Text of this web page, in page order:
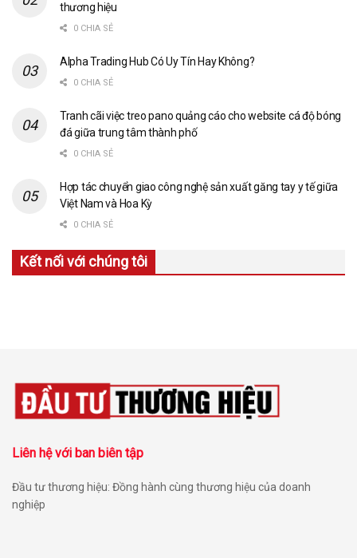
thương hiệu
0 CHIA SẺ
Alpha Trading Hub Có Uy Tín Hay Không?
0 CHIA SẺ
Tranh cãi việc treo pano quảng cáo cho website cá độ bóng
đá giữa trung tâm thành phố
0 CHIA SẺ
Hợp tác chuyển giao công nghệ sản xuất găng tay y tế giữa
Việt Nam và Hoa Kỳ
0 CHIA SẺ
Kết nối với chúng tôi
Liên hệ với ban biên tập
Đầu tư thương hiệu: Đồng hành cùng thương hiệu của doanh
nghiệp